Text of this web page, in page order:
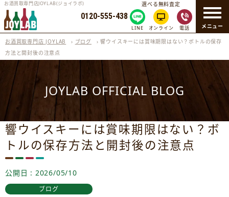
メニュー
お酒買取専門店JOYLAB(ジョイラボ)
0120-555-438
選べる無料査定
LINE オンライン 電話
お酒買取専門店 JOYLAB › ブログ ›響ウイスキーには賞味期限はない？ボトルの保存
方法と開封後の注意点
JOYLAB OFFICIAL BLOG
響ウイスキーには賞味期限はない？ボ
トルの保存方法と開封後の注意点
公開日 : 2026/05/10
ブログ